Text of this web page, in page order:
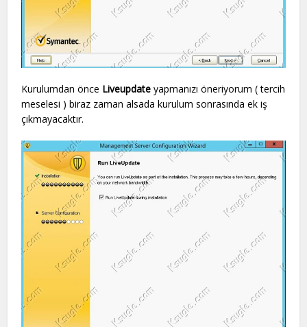
Kurulumdan önce Liveupdate yapmanızı öneriyorum ( tercih
meselesi ) biraz zaman alsada kurulum sonrasında ek iş
çıkmayacaktır.